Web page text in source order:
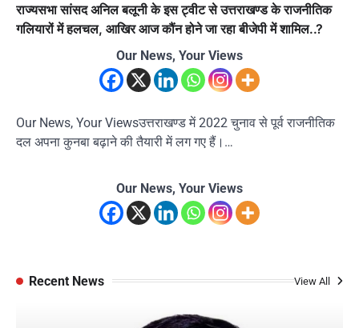
राज्यसभा सांसद अनिल बलूनी के इस ट्वीट से उत्तराखण्ड के राजनीतिक
गलियारों में हलचल, आखिर आज कौंन होने जा रहा बीजेपी में शामिल..?
Our News, Your Views
Our News, Your Viewsउत्तराखण्ड में 2022 चुनाव से पूर्व राजनीतिक
दल अपना कुनबा बढ़ाने की तैयारी में लग गए हैं।…
Our News, Your Views
Recent News View All